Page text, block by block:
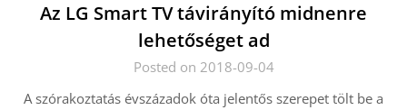
Az LG Smart TV távirányító midnenre
lehetőséget ad
Posted on 2018-09-04
A szórakoztatás évszázadok óta jelentős szerepet tölt be a